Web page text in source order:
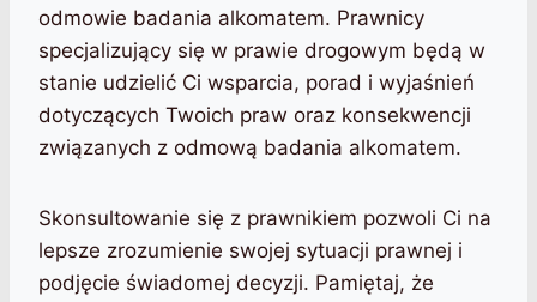
odmowie badania alkomatem. Prawnicy
specjalizujący się w prawie drogowym będą w
stanie udzielić Ci wsparcia, porad i wyjaśnień
dotyczących Twoich praw oraz konsekwencji
związanych z odmową badania alkomatem.
Skonsultowanie się z prawnikiem pozwoli Ci na
lepsze zrozumienie swojej sytuacji prawnej i
podjęcie świadomej decyzji. Pamiętaj, że